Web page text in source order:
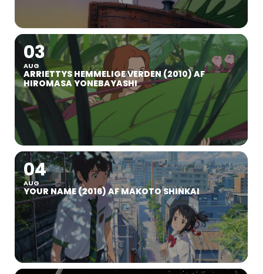
03
AUG
ARRIETTYS HEMMELIGE VERDEN (2010) AF
HIROMASA YONEBAYASHI
04
AUG
YOUR NAME (2016) AF MAKOTO SHINKAI